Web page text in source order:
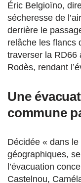
Éric Belgioïno,
sécheresse de
derrière le
relâche les flancs
traverser la RD66
Rodès, rendant
Une
commune
Décidée « dans
géographiques,
l’évacuation
Castelnou,